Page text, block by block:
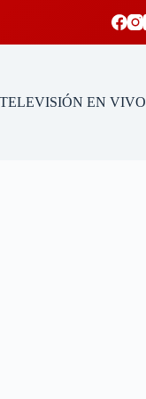
TELEVISIÓN EN VIVO